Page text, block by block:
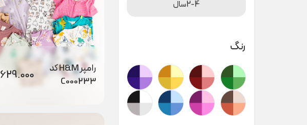
2-4سال
رنگ
رامپر H&M کد
C000233
629.000